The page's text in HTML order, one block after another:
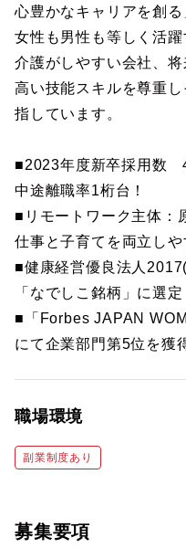
心豊かなキャリアを創る
女性も男性も等しく活躍
介護がしやすい会社、将
高い技能スキルを尊重
指しています。
■2023年度新卒採用数
中途離職率1桁台！
■リモートワーク主体：
仕事と子育てを両立しや
■健康経営優良法人
「なでしこ銘柄」に選定
■「Forbes JAPAN
にて企業部門第5位を獲
職場環境
副業制度あり
募集要項